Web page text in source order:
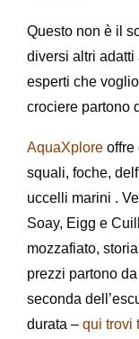
Questo non è il
diversi altri adatti
esperti che
crociere partono
AquaXplore offre
squali, foche,
uccelli marini .
Soay, Eigg e
mozzafiato,
prezzi partono
seconda
durata – qui trovi